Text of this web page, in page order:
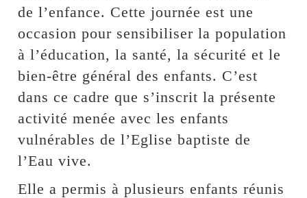
de l’enfance. Cette journée est une
occasion pour sensibiliser la population
à l’éducation, la santé, la sécurité et le
bien-être général des enfants. C’est
dans ce cadre que s’inscrit la présente
activité menée avec les enfants
vulnérables de l’Eglise baptiste de
l’Eau vive.
Elle a permis à plusieurs enfants réunis